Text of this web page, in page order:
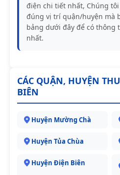
điện chi tiết nhất, Chúng
đúng vị trí quận/huyện mà
bảng dưới đây để có thông
nhất.
CÁC QUẬN, HUYỆN
BIÊN
Huyện Mường Chà
Huyện Tủa Chùa
Huyện Điện Biên